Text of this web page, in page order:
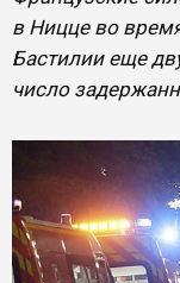
в Ницце во
Бастилии еще
число